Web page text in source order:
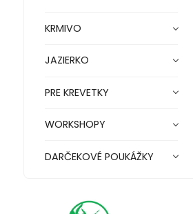
KRMIVO
JAZIERKO
PRE KREVETKY
WORKSHOPY
DARČEKOVÉ POUKÁŽKY